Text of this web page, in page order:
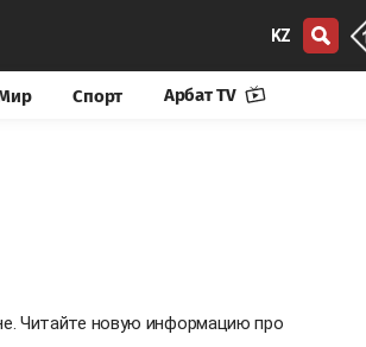
KZ
Спорт Арбат TV
Читайте новую информацию про